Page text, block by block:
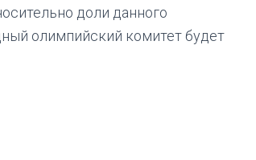
доли данного
олимпийский комитет будет